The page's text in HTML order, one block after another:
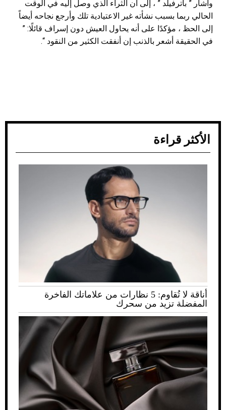
وأشار ” باترفيلد ” ، إلى أن الثراء الذي وصل إليه في الوقت
الحالي ربما بسبب نشأته غير الاعتيادية تلك وأرجع نجاحه أيضاً
إلى الحظ ، مؤكدًا على أنه يحاول العيش دون إسراف قائلًا: ”
في الحقيقة أشعر بالذنب إن أنفقت الكثير من النقود “.
الأكثر قراءة
أناقة لا تُقاوم: 5 نظارات من علاماتك الفاخرة
المفضلة تزيد من سحرك